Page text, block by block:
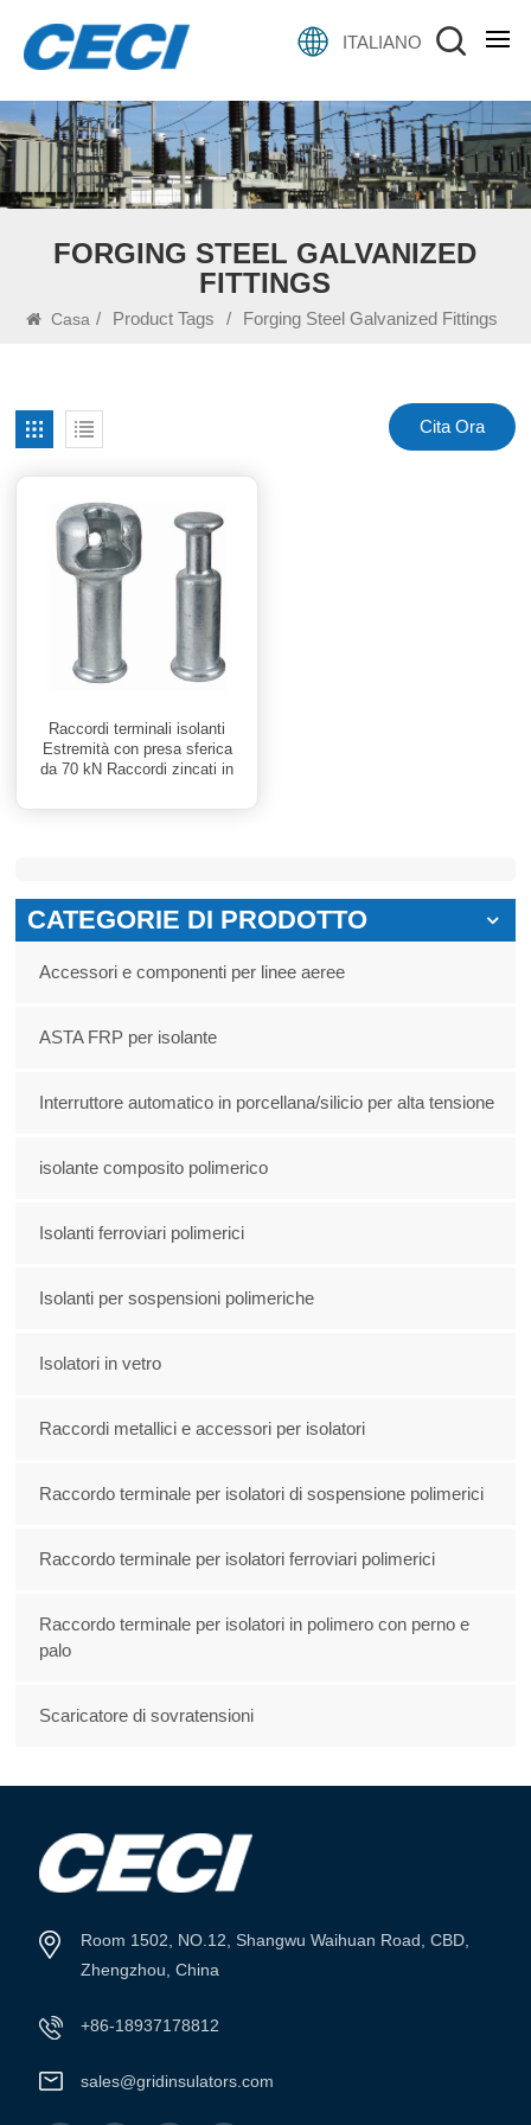
ITALIANO
FORGING STEEL GALVANIZED
FITTINGS
Casa / Product Tags / Forging Steel Galvanized Fittings
Cita Ora
Raccordi terminali isolanti
Estremità con presa sferica
da 70 kN Raccordi zincati in
CATEGORIE DI PRODOTTO
Accessori e componenti per linee aeree
ASTA FRP per isolante
Interruttore automatico in porcellana/silicio per alta tensione
isolante composito polimerico
Isolanti ferroviari polimerici
Isolanti per sospensioni polimeriche
Isolatori in vetro
Raccordi metallici e accessori per isolatori
Raccordo terminale per isolatori di sospensione polimerici
Raccordo terminale per isolatori ferroviari polimerici
Raccordo terminale per isolatori in polimero con perno e
palo
Scaricatore di sovratensioni
Room 1502, NO.12, Shangwu Waihuan Road, CBD,
Zhengzhou, China
+86-18937178812
sales@gridinsulators.com